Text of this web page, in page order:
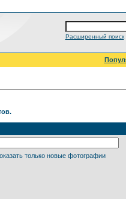
Расширенный поиск
только новые фотографии